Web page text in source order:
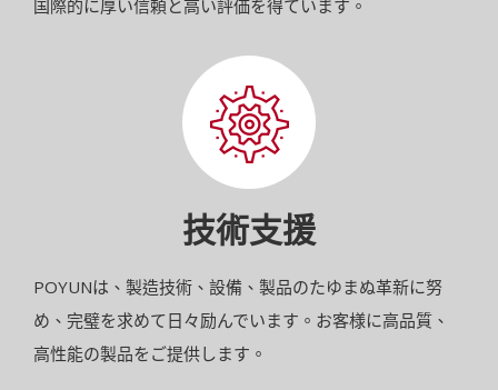
国際的に厚い信頼と高い評価を得ています。
技術支援
POYUNは、製造技術、設備、製品のたゆまぬ革新に努
め、完璧を求めて日々励んでいます。お客様に高品質、
高性能の製品をご提供します。